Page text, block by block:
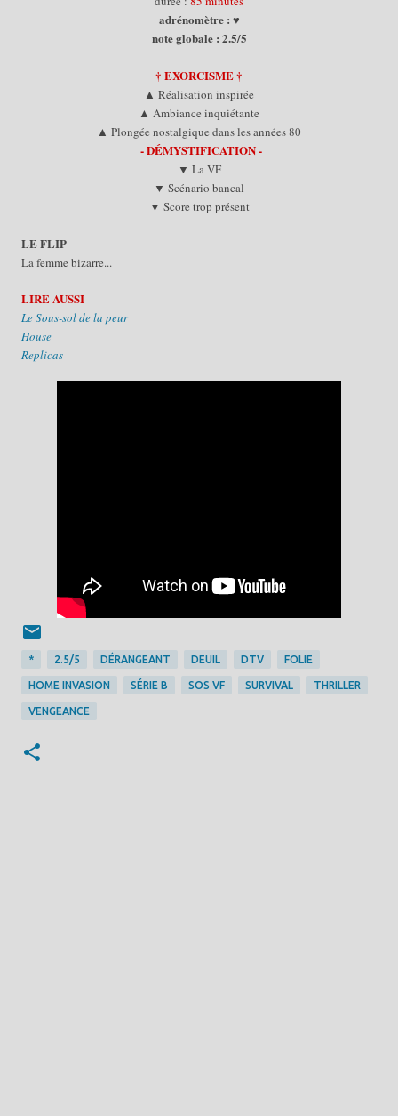
adrénomètre : ♥
note globale : 2.5/5
† EXORCISME†
▲ Réalisation inspirée
▲ Ambiance inquiétante
▲ Plongée nostalgique dans les années 80
- DÉMYSTIFICATION -
▼ La VF
▼ Scénario bancal
▼ Score trop présent
LE FLIP
La femme bizarre...
LIRE AUSSI
Le Sous-sol de la peur
House
Replicas
* 2.5/5 DÉRANGEANT DEUIL DTV FOLIE
HOME INVASION SÉRIE B SOS VF SURVIVAL THRILLER
VENGEANCE